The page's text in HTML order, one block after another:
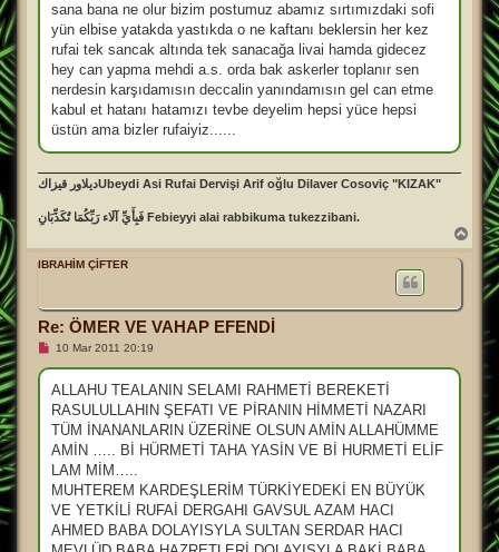
sana bana ne olur bizim postumuz abamız sırtımızdaki sofi
yün elbise yatakda yastıkda o ne kaftanı beklersin her kez
rufai tek sancak altında tek sanacağa livai hamda gidecez
hey can yapma mehdi a.s. orda bak askerler toplanır sen
nerdesin karşıdamısın deccalin yanındamısın gel can etme
kabul et hatanı hatamızı tevbe deyelim hepsi yüce hepsi
üstün ama bizler rufaiyiz......
ديلاور قيزاكUbeydi Asi Rufai Dervişi Arif oğlu Dilaver Cosoviç "KIZAK"
فَبِأَيِّ آلَاء رَبِّكُمَا تُكَذِّبَانِ Febieyyi alai rabbikuma tukezzibani.
a
İBRAHİM ÇİFTER
Re: ÖMER VE VAHAP EFENDİ
O
n
a
m
ş
m
s
a
10 Mar 2011 20:19
ALLAHU TEALANIN SELAMI RAHMETİ BEREKETİ
RASULULLAHIN ŞEFATI VE PİRANIN HİMMETİ NAZARI
TÜM İNANANLARIN ÜZERİNE OLSUN AMİN ALLAHÜMME
AMİN ….. Bİ HÜRMETİ TAHA YASİN VE Bİ HURMETİ ELİF
LAM MİM…..
MUHTEREM KARDEŞLERİM TÜRKİYEDEKİ EN BÜYÜK
VE YETKİLİ RUFAİ DERGAHI GAVSUL AZAM HACI
AHMED BABA DOLAYISYLA SULTAN SERDAR HACI